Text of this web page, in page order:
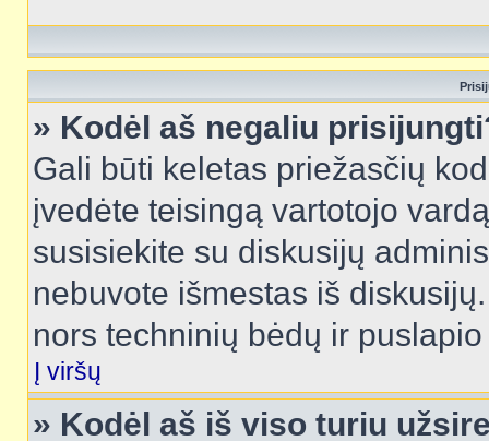
» Kodėl aš negaliu
Gali būti keletas priežasčių
įvedėte teisingą vartotojo
susisiekite su diskusijų
nebuvote išmestas iš
nors techninių bėdų ir
Į viršų
» Kodėl aš iš viso turiu